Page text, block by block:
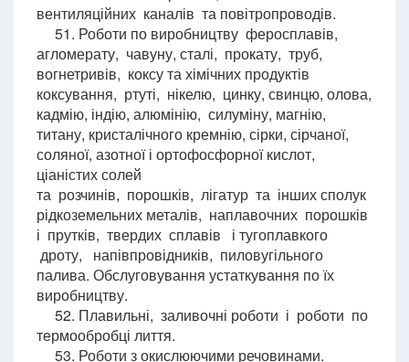
вентиляційних каналів та повітропроводів.
51. Роботи по виробництву феросплавів,
агломерату, чавуну, сталі, прокату, труб,
вогнетривів, коксу та хімічних продуктів
коксування, ртуті, нікелю, цинку, свинцю, олова,
кадмію, індію, алюмінію, силуміну, магнію,
титану, кристалічного кремнію, сірки, сірчаної,
соляної, азотної і ортофосфорної кислот,
ціаністих солей
та розчинів, порошків, лігатур та інших сполук
рідкоземельних металів, наплавочних порошків
і прутків, твердих сплавів і тугоплавкого
дроту, напівпровідників, пиловугільного
палива. Обслуговування устаткування по їх
виробництву.
52. Плавильні, заливочні роботи і роботи по
термообробці лиття.
53. Роботи з окислюючими речовинами.